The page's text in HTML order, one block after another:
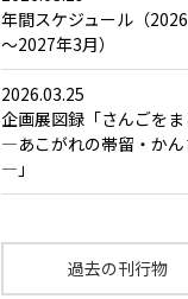
年間スケジュール（
～2027年3月）
2026.03.25
企画展図録「さんごをま
―あこがれの帯留・かん
―」
過去の刊行物